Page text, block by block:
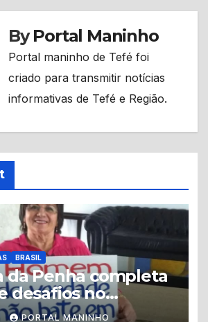
ByPortal Maninho
Portal maninho de Tefé foi
criado para transmitir notícias
informativas de Tefé e Região.
BRASIL
da Penha completa
desafios no
violência contra a
PORTAL MANINHO